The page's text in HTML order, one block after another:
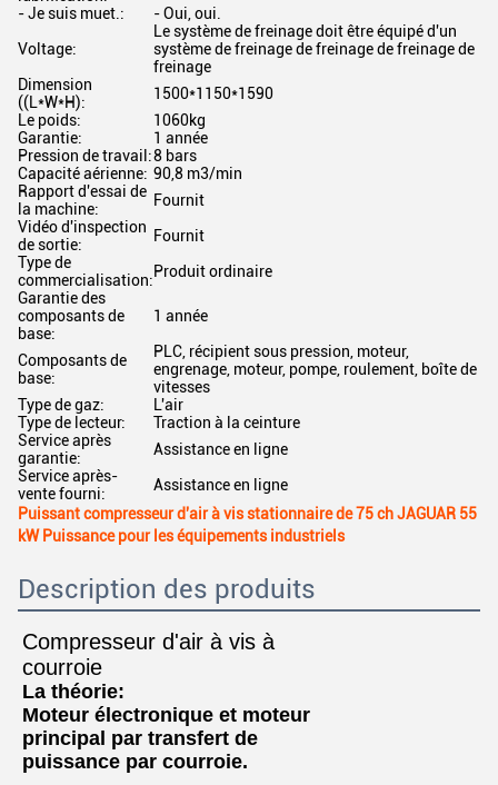
- Je suis muet.:
- Oui, oui.
Voltage:
Le système de freinage doit être équipé d'un
système de freinage de freinage de freinage de
freinage
Dimension
((L*W*H):
1500*1150*1590
Le poids:
1060kg
Garantie:
1 année
Pression de travail:8 bars
Capacité aérienne: 90,8 m3/min
Rapport d'essai de
la machine:
Fournit
Vidéo d'inspection
de sortie:
Fournit
Type de
commercialisation:Produit ordinaire
Garantie des
composants de
base:
1 année
Composants de
base:
PLC, récipient sous pression, moteur,
engrenage, moteur, pompe, roulement, boîte de
vitesses
Type de gaz:
L'air
Type de lecteur:
Traction à la ceinture
Service après
garantie:
Assistance en ligne
Service après-
vente fourni:
Assistance en ligne
Puissant compresseur d'air à vis stationnaire de 75 ch JAGUAR 55
kW Puissance pour les équipements industriels
Description des produits
Compresseur d'air à vis à
courroie
La théorie:
Moteur électronique et moteur
principal par transfert de
puissance par courroie.